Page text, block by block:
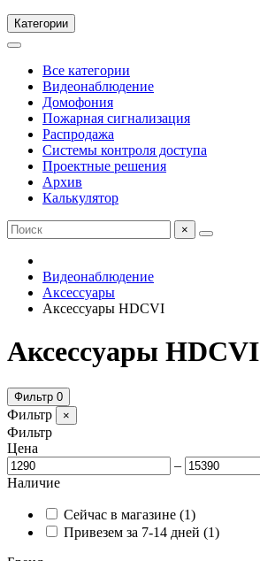
Категории
Все категории
Видеонаблюдение
Домофония
Пожарная сигнализация
Распродажа
Системы контроля доступа
Проектные решения
Архив
Калькулятор
×
Видеонаблюдение
Аксессуары
Аксессуары HDCVI
Аксессуары HDCVI
Фильтр 0
Фильтр ×
Фильтр
Цена
–
Наличие
Сейчас в магазине (1)
Привезем за 7-14 дней (1)